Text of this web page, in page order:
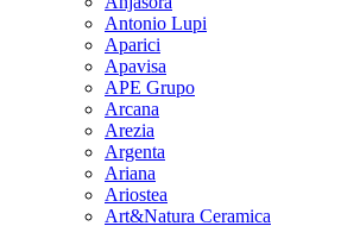
Antonio Lupi
Aparici
Apavisa
APE Grupo
Arcana
Arezia
Argenta
Ariana
Ariostea
Art&Natura Ceramica